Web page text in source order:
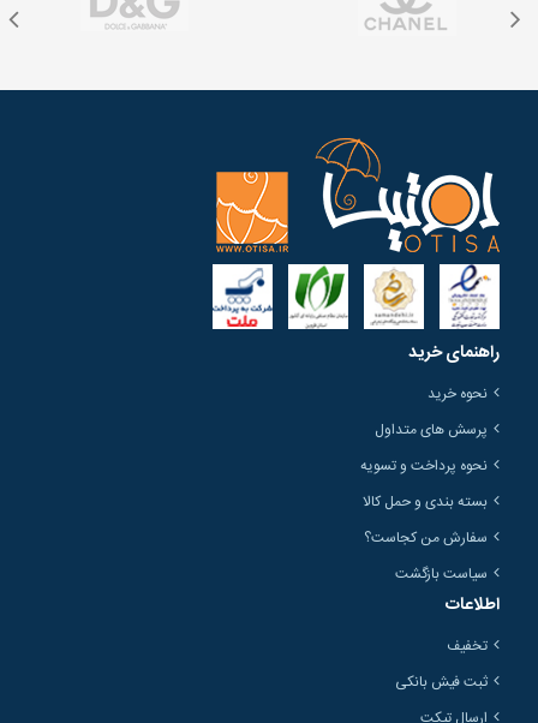
راهنمای خرید
نحوه خرید
پرسش های متداول
نحوه پرداخت و تسویه
بسته بندی و حمل کالا
سفارش من کجاست؟
سیاست بازگشت
اطلاعات
تخفیف
ثبت فیش بانکی